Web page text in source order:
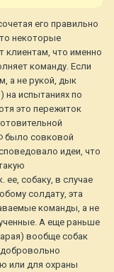
его правильно
некоторые
клиентам, что именно
команду. Если
а не рукой, дык
на испытаниях по
это пережиток
было совковой
идеи, что
ее, собаку, в случае
солдату, эта
команды, а не
А еще раньше
вообще собак
или для охраны